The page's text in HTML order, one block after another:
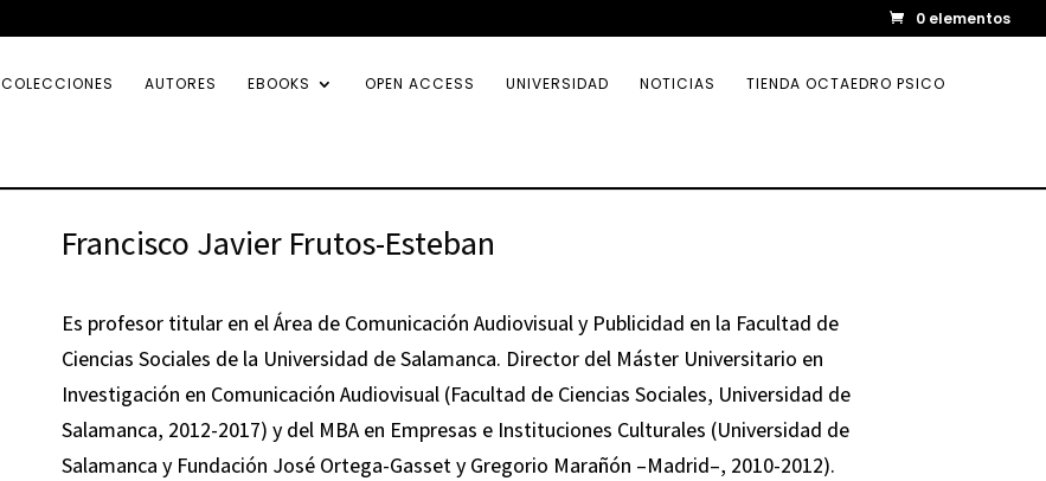
0 elementos
COLECCIONES AUTORES EBOOKS OPEN ACCESS UNIVERSIDAD NOTICIAS TIENDA OCTAEDRO PSICO
Francisco Javier Frutos-Esteban
Es profesor titular en el Área de Comunicación Audiovisual y Publicidad en la Facultad de
Ciencias Sociales de la Universidad de Salamanca. Director del Máster Universitario en
Investigación en Comunicación Audiovisual (Facultad de Ciencias Sociales, Universidad de
Salamanca, 2012-2017) y del MBA en Empresas e Instituciones Culturales (Universidad de
Salamanca y Fundación José Ortega-Gasset y Gregorio Marañón –‌Madrid–, 2010-2012).